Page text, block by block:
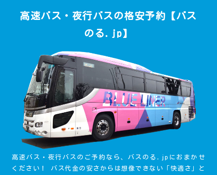
高速バス・夜行バスの格安予約【バス
のる.jp】
高速バス・夜行バスのご予約なら、バスのる.jpにおまかせ
ください！ バス代金の安さからは想像できない「快適さ」と